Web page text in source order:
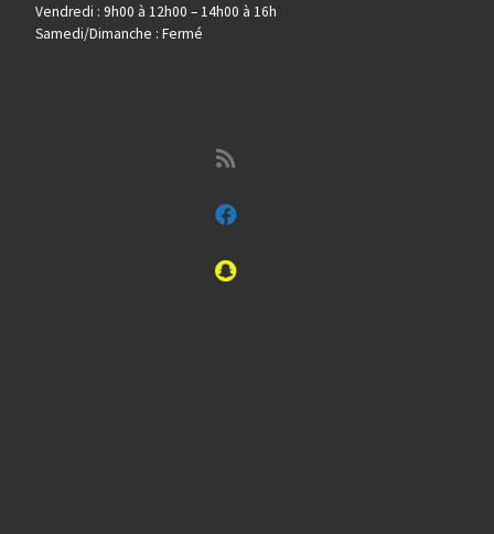
Vendredi : 9h00 à 12h00 – 14h00 à 16h
Samedi/Dimanche : Fermé